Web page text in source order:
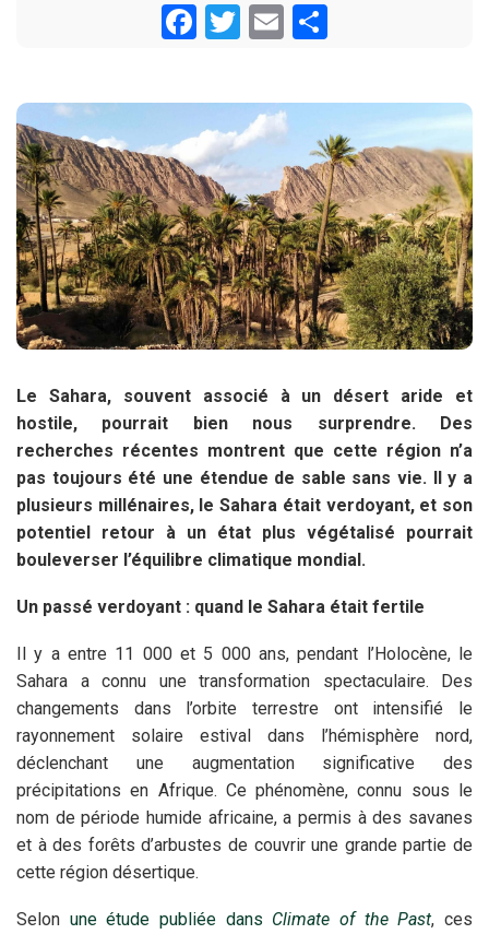
Facebook
Twitter
Email
Le Sahara, souvent associé à un désert aride et
hostile, pourrait bien nous surprendre. Des
recherches récentes montrent que cette région n’a
pas toujours été une étendue de sable sans vie. Il y a
plusieurs millénaires, le Sahara était verdoyant, et son
potentiel retour à un état plus végétalisé pourrait
bouleverser l’équilibre climatique mondial.
Un passé verdoyant : quand le Sahara était fertile
Il y a entre 11 000 et 5 000 ans, pendant l’Holocène, le
Sahara a connu une transformation spectaculaire. Des
changements dans l’orbite terrestre ont intensifié le
rayonnement solaire estival dans l’hémisphère nord,
déclenchant une augmentation significative des
précipitations en Afrique. Ce phénomène, connu sous le
nom de période humide africaine, a permis à des savanes
et à des forêts d’arbustes de couvrir une grande partie de
cette région désertique.
Selon une étude publiée dans Climate of the Past, ces